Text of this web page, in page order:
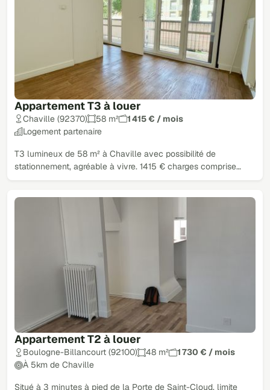
Appartement T3 à louer
Chaville (92370) 58 m²
1 415 € / mois
Logement partenaire
T3 lumineux de 58 m² à Chaville avec possibilité de
stationnement, agréable à vivre. 1415 € charges comprise…
Appartement T2 à louer
Boulogne-Billancourt (92100) 48 m²
1 730 € / mois
À 5km de Chaville
Situé à 3 minutes à pied de la Porte de Saint-Cloud, limite